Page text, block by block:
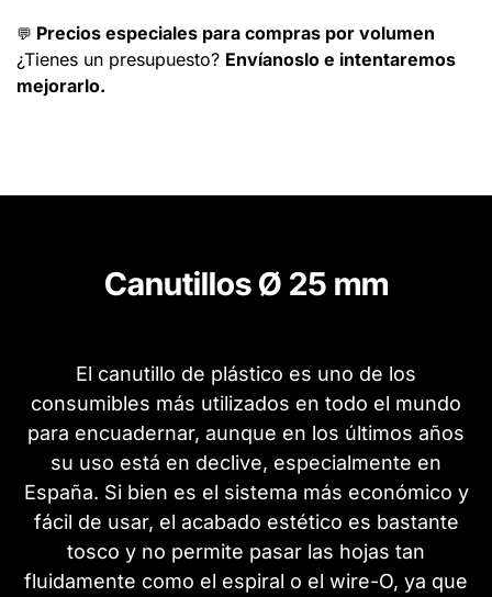
💬 Precios especiales para compras por volumen
¿Tienes un presupuesto? Envíanoslo e intentaremos
mejorarlo.
Canutillos Ø 25 mm
El canutillo de plástico es uno de los
consumibles más utilizados en todo el mundo
para encuadernar, aunque en los últimos años
su uso está en declive, especialmente en
España. Si bien es el sistema más económico y
fácil de usar, el acabado estético es bastante
tosco y no permite pasar las hojas tan
fluidamente como el espiral o el wire-O, ya que